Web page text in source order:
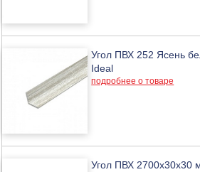
Угол ПВХ 252 Ясень
Ideal
подробнее о товаре
Угол ПВХ 2700х30х30